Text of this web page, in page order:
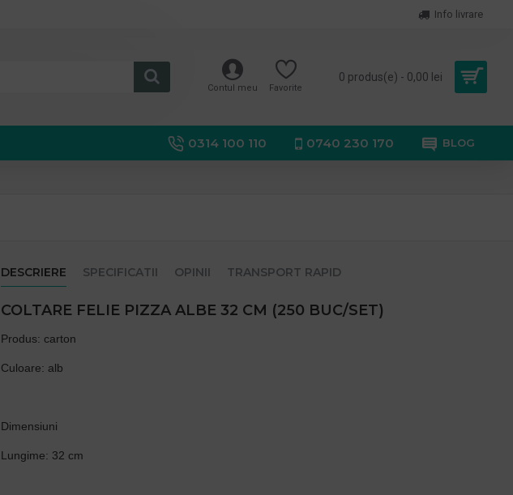
Info livrare
Contul meu Favorite
0 produs(e) - 0,00 lei
0314 100 110 0740 230 170 BLOG
DESCRIERE SPECIFICATII OPINII TRANSPORT RAPID
COLTARE FELIE PIZZA ALBE 32 CM (250 BUC/SET)
Produs: carton
Culoare: alb
Dimensiuni
Lungime: 32 cm